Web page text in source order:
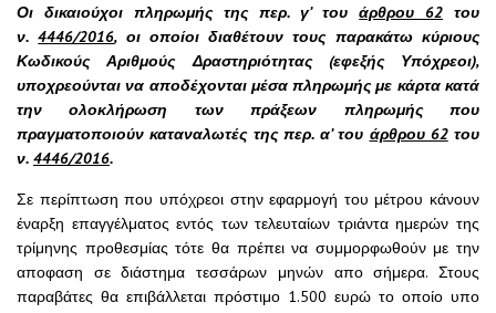
Οι δικαιούχοι πληρωμής της περ. γ’ τουάρθρου 62 του
ν.4446/2016, οι οποίοι διαθέτουν τους παρακάτω κύριους
Κωδικούς Αριθμούς Δραστηριότητας (εφεξής Υπόχρεοι),
υποχρεούνται να αποδέχονται μέσα πληρωμής με κάρτα κατά
την ολοκλήρωση των πράξεων πληρωμής που
πραγματοποιούν καταναλωτές της περ. α’ του άρθρου 62του
ν. 4446/2016.
Σε περίπτωση που υπόχρεοι στην εφαρμογή του μέτρου κάνουν
έναρξη επαγγέλματος εντός των τελευταίων τριάντα ημερών της
τρίμηνης προθεσμίας τότε θα πρέπει να συμμορφωθούν με την
αποφαση σε διάστημα τεσσάρων μηνών απο σήμερα. Στους
παραβάτες θα επιβάλλεται πρόστιμο 1.500 ευρώ το οποίο υπο